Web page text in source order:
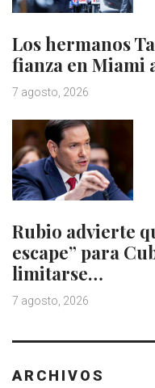
Los hermanos
fianza en Miami
7 agosto, 2026
Rubio advierte
escape” para
limitarse…
7 agosto, 2026
ARCHIVOS